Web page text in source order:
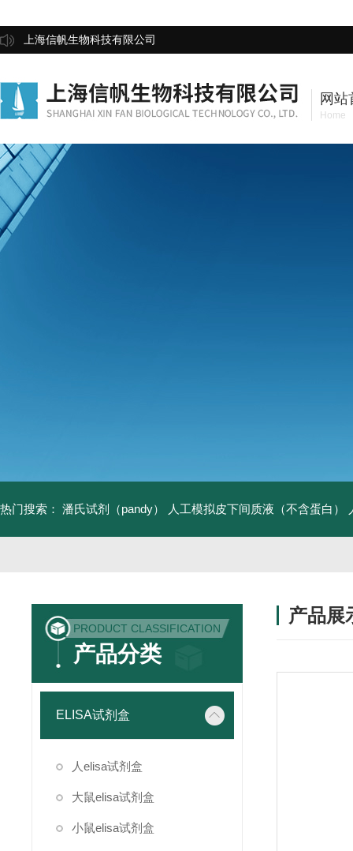
上海信帆生物科技有限公司
网站
Home
热门搜索： 潘氏试剂（pandy） 人工模拟皮下间质液（不含蛋白）
PRODUCT CLASSIFICATION
产品分类
ELISA试剂盒
人elisa试剂盒
大鼠elisa试剂盒
小鼠elisa试剂盒
产品展